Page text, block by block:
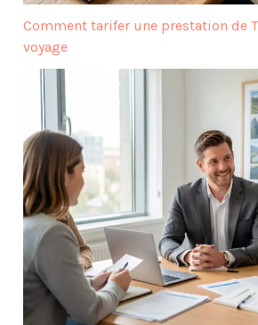
Comment tarifer une prestation de
voyage